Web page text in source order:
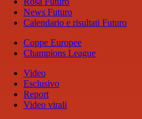
News Futuro
Calendario e risultati Futuro
Coppe Europee
Champions League
Video
Esclusivo
Report
Video virali